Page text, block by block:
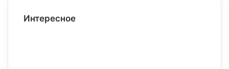
Интересное